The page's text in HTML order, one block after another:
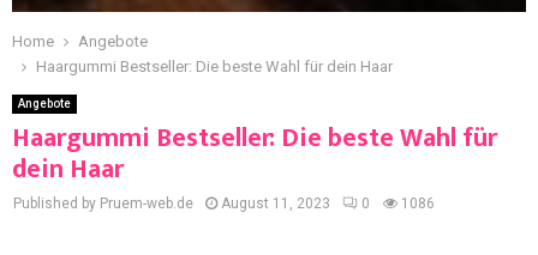
Home
Angebote
Haargummi Bestseller: Die beste Wahl für dein Haar
Angebote
Haargummi Bestseller: Die beste Wahl für
dein Haar
Published by Pruem-web.de August 11, 2023 0 1086